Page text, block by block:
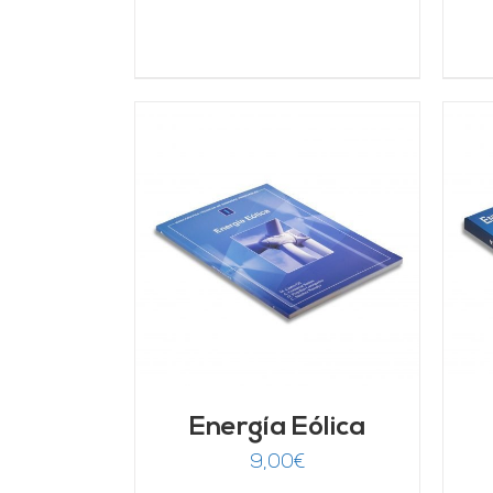
Energía Eólica
9,00€
AÑADIR AL CARRITO
DETALLES